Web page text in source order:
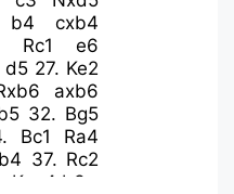
b4
cxb4
Rc1
e6
d5 27. Ke2
axb6
32. Bg5
Bc1
Ra4
b4 37. Rc2
Kxe4 b3+